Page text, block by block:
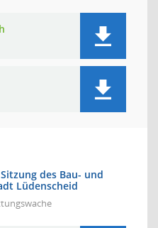
des Bau- und
Lüdenscheid